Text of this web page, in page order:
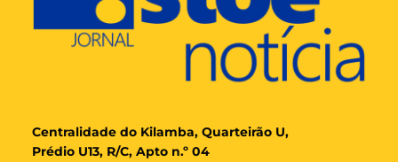
Centralidade do Kilamba, Quarteirão U,
Prédio U13, R/C, Apto n.º 04